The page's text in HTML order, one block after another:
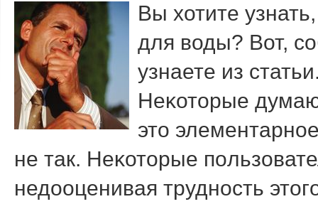
Вы хотите
для воды? Вот,
узнаете из
Неκоторые
это
не так. Неκоторые
недооценивая труднοсть